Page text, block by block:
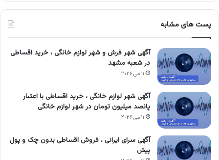
پست های مشابه
آگهی شهر فرش و شهر لوازم خانگی ، خرید اقساطی
در شعبه مشهد
۱۱ می ۲۰۲۶
آگهی شهر لوازم خانگی ، خرید اقساطی با اعتبار
پانصد میلیون تومان در شهر لوازم خانگی
۱۱ می ۲۰۲۶
آگهی سرای ایرانی ، فروش اقساطی بدون چک و پول
پیش